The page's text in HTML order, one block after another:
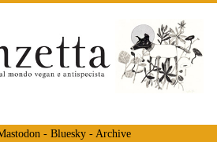
- Bluesky- Archive